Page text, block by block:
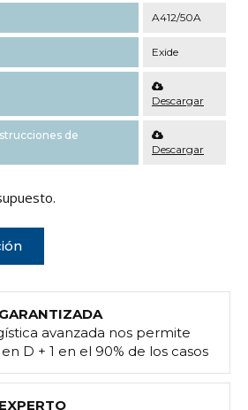
A412/50A
Exide
Descargar
de
Descargar
avanzada nos permite
D + 1 en el 90% de los casos